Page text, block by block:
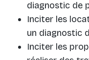
diagnostic de
Inciter les
un diagnostic
Inciter les